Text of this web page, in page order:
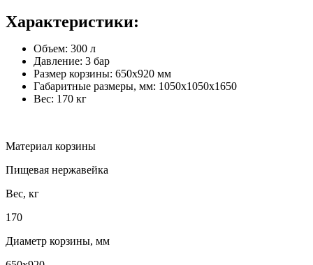
Характеристики:
Объем: 300 л
Давление: 3 бар
Размер корзины: 650х920 мм
Габаритные размеры, мм: 1050х1050х1650
Вес: 170 кг
Материал корзины
Пищевая нержавейка
Вес, кг
170
Диаметр корзины, мм